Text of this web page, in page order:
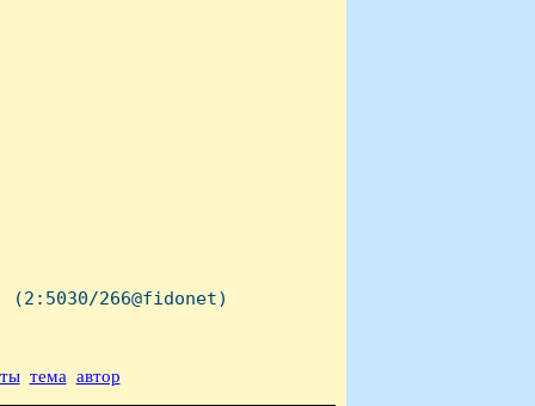
(2:5030/266@fidonet)
тема автор